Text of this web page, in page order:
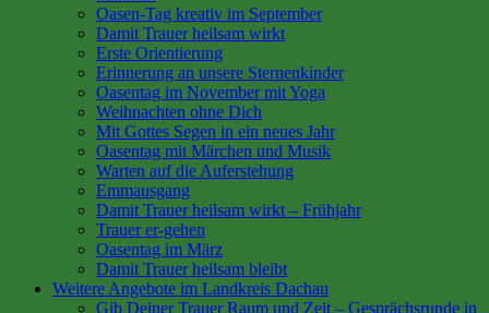
Oasen-Tag kreativ im September
Damit Trauer heilsam wirkt
Erste Orientierung
Erinnerung an unsere Sternenkinder
Oasentag im November mit Yoga
Weihnachten ohne Dich
Mit Gottes Segen in ein neues Jahr
Oasentag mit Märchen und Musik
Warten auf die Auferstehung
Emmausgang
Damit Trauer heilsam wirkt – Frühjahr
Trauer er-gehen
Oasentag im März
Damit Trauer heilsam bleibt
Weitere Angebote im Landkreis Dachau
Gib Deiner Trauer Raum und Zeit – Gesprächsrunde in